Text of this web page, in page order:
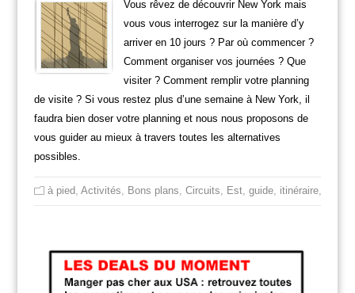
Vous rêvez de découvrir New York mais
vous vous interrogez sur la manière d’y
arriver en 10 jours ? Par où commencer ?
Comment organiser vos journées ? Que
visiter ? Comment remplir votre planning
de visite ? Si vous restez plus d’une semaine à New York, il
faudra bien doser votre planning et nous nous proposons de
vous guider au mieux à travers toutes les alternatives
possibles.
à pied Activités Bons plans Circuits Est, guide, itinéraire,